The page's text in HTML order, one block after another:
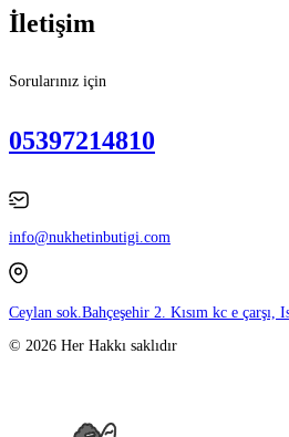
İletişim
Sorularınız için
05397214810
info@nukhetinbutigi.com
Ceylan sok.Bahçeşehir 2. Kısım kc e çarşı,
© 2026 Her Hakkı saklıdır